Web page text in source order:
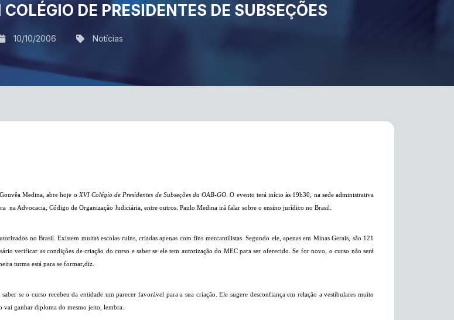
DE PRESIDENTES DE SUBSEÇÕES
10/10/2006 Notícias
Medina, abre hoje o XVI Colégio de Presidentes de Subseções da OAB-GO . O evento terá início às 19h30, na sede administrativa
na Advocacia, Código de Organização Judiciária, entre outros. Paulo Medina irá falar sobre o ensino jurídico no Brasil.
no Brasil. Existem muitas escolas ruins, criadas apenas com fins mercantilistas. Segundo ele, apenasem Minas Gerais , são 121
verificar as condições de criação do curso e saber se ele tem autorização do MEC para ser oferecido. Se for novo, o curso não será
turma está para se formar,diz.
se o curso recebeu da entidade um parecer favorável para a sua criação. Ele sugere desconfiança em relação a vestibulares muito
vai ganhar diploma do mesmo jeito, lembra.